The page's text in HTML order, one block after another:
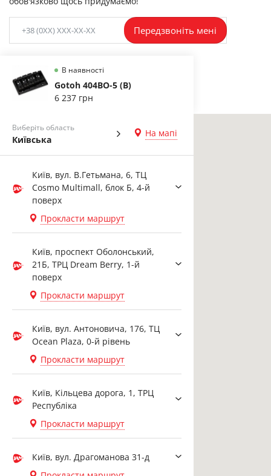
В наявності
Gotoh 404BO-5 (B)
6 237 грн
Виберіть область
Київська
На мапі
Київ, вул. В.Гетьмана, 6, ТЦ
Cosmo Multimall, блок Б, 4-й
поверх
Прокласти маршрут
Київ, проспект Оболонський,
21Б, ТРЦ Dream Berry, 1-й
поверх
Прокласти маршрут
Київ, вул. Антоновича, 176, ТЦ
Ocean Plaza, 0-й рівень
Прокласти маршрут
Київ, Кільцева дорога, 1, ТРЦ
Республіка
Прокласти маршрут
Київ, вул. Драгоманова 31-д
Передзвоніть мені